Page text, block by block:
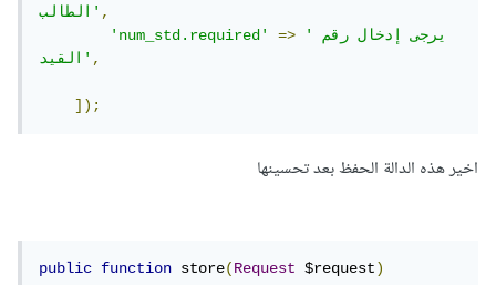
الطالب',
'num_std.required'
=>
'يرجى إدخال رقم
القيد',
]);
اخير هذه الدالة الحفظ بعد تحسينها
public function store(Request $request)